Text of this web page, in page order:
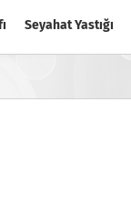
Seyahat Yastığı